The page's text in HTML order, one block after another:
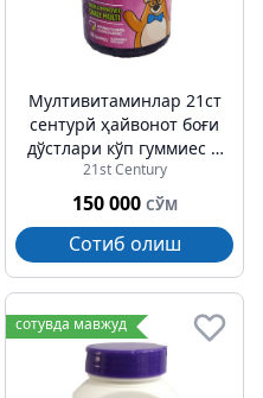
Мултивитаминлар 21ст
cентурй ҳайвонот боғи
дўстлари кўп гуммиес D
/ болалар чайнаш
пастил № 60
21st Century
150 000 СЎМ
Сотиб олиш
сотувда мавжуд